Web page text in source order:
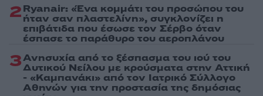
2Ryanair: «Ένα κομμάτι του προσώπου του
ήταν σαν πλαστελίνη», συγκλονίζει η
επιβάτιδα που έσωσε τον Σέρβο όταν
έσπασε το παράθυρο του αεροπλάνου
3Ανησυχία από το ξέσπασμα του ιού του
Δυτικού Νείλου με κρούσματα στην Αττική
- «Καμπανάκι» από τον Ιατρικό Σύλλογο
Αθηνών για την προστασία της δημόσιας